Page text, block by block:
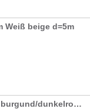
Weiß beige d=5m
Schirm Sonnenschirm burgund/dunkelrot/bordaux d=3m